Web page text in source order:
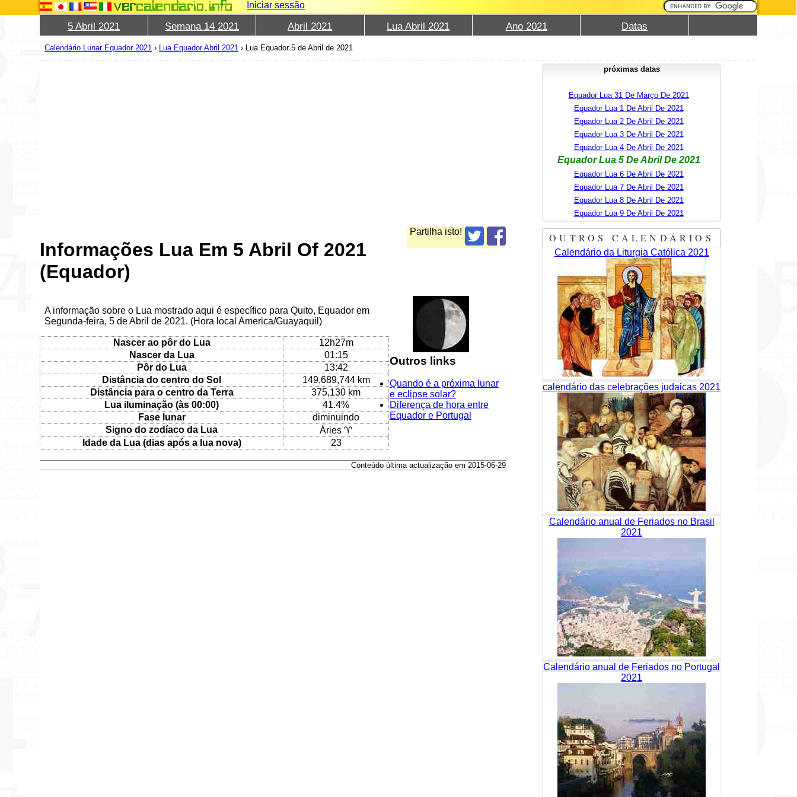
Iniciar sessão
5 Abril 2021 Semana 14 2021 Abril 2021 Lua Abril 2021 Ano 2021 Datas
Calendário Lunar Equador 2021 › Lua Equador Abril 2021 › Lua Equador 5 de Abril de 2021
Partilha isto!
Informações Lua Em 5 Abril Of 2021
(Equador)
A informação sobre o Lua mostrado aqui é específico para Quito, Equador em
Segunda-feira, 5 de Abril de 2021. (Hora local America/Guayaquil)
Nascer ao pôr do Lua
12h27m
Nascer da Lua
01:15
Pôr do Lua
13:42
Distância do centro do Sol
149,689,744 km
Distância para o centro da Terra
375,130 km
Lua iluminação (às 00:00)
41.4%
Fase lunar
diminuindo
Signo do zodíaco da Lua
Áries ♈
Idade da Lua (dias após a lua nova)
23
Outros links
Quando é a próxima lunar
e eclipse solar?
Diferença de hora entre
Equador e Portugal
Conteúdo última actualização em 2015-06-29
próximas datas
Equador Lua 31 De Março De 2021
Equador Lua 1 De Abril De 2021
Equador Lua 2 De Abril De 2021
Equador Lua 3 De Abril De 2021
Equador Lua 4 De Abril De 2021
Equador Lua 5 De Abril De 2021
Equador Lua 6 De Abril De 2021
Equador Lua 7 De Abril De 2021
Equador Lua 8 De Abril De 2021
Equador Lua 9 De Abril De 2021
OUTROS CALENDÁRIOS
Calendário da Liturgia Católica 2021
calendário das celebrações judaicas 2021
Calendário anual de Feriados no Brasil
2021
Calendário anual de Feriados no Portugal
2021